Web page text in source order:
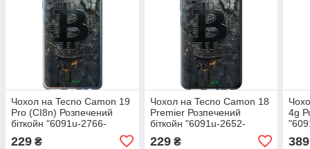
Чохол на Tecno Camon 19
Pro (CI8n) Розпечений
біткойн "6091u-2766-
229 ₴
Чохол на Tecno Camon 18
Premier Розпечений
біткойн "6091u-2652-
229₴
4g
389